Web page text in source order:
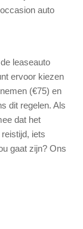
auto
leaseauto
ervoor kiezen
(€75) en
dit regelen. Als
dat het
iets
gaat zijn? Ons